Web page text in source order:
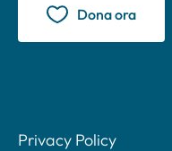
Dona ora
Privacy Policy